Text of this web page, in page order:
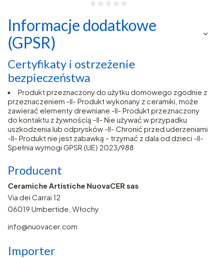
Informacje dodatkowe
(GPSR)
Certyfikaty i ostrzeżenie
bezpieczeństwa
Produkt przeznaczony do użytku domowego zgodnie z
przeznaczeniem -II- Produkt wykonany z ceramiki, może
zawierać elementy drewniane -II- Produkt przeznaczony
do kontaktu z żywnością -II- Nie używać w przypadku
uszkodzenia lub odprysków -II- Chronić przed uderzeniami
-II- Produkt nie jest zabawką - trzymać z dala od dzieci -II-
Spełnia wymogi GPSR (UE) 2023/988
Producent
Ceramiche Artistiche NuovaCER sas
Via dei Carrai 12
06019 Umbertide, Włochy
info@nuovacer.com
Importer